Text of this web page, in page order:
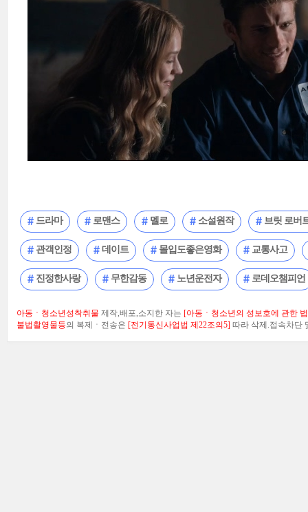
드라마 로맨스 멜로 소설원작 브릿 로버
관객인정 데이트 몰입도좋은영화 교통사고
진정한사랑 무한감동 노년운전자 로데오챔피언
아동ㆍ청소년성착취물 제작,배포,소지한 자는 [아동ㆍ청소년의 성보호에 관한
불법촬영물등의 복제ㆍ전송은 [전기통신사업법 제22조의5] 따라 삭제.접속차단